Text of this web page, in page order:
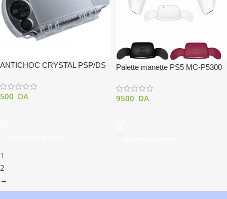
ANTICHOC CRYSTAL PSP/DS
500 DA
Palette manette PS5 MC-P5300
9500 DA
1
2
→